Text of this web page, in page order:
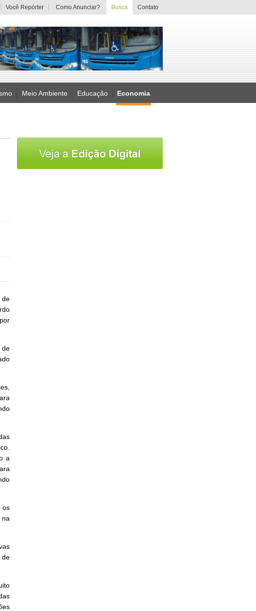
Você Repórter Como Anunciar? Busca Contato
Meio Ambiente Educação Economia
de
de
a
os
de